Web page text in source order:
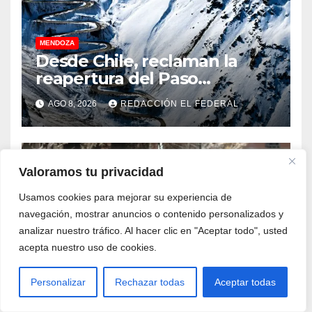
Valoramos tu privacidad
Usamos cookies para mejorar su experiencia de
navegación, mostrar anuncios o contenido personalizados y
analizar nuestro tráfico. Al hacer clic en "Aceptar todo", usted
acepta nuestro uso de cookies.
Personalizar Rechazar todas Aceptar todas
MENDOZA
Desde Chile, reclaman la
reapertura del Paso
Internacional Los
Libertadores: pérdidas
millonarias
AGO 8, 2026 REDACCIÓN EL FEDERAL
MENDOZA
Hubo 20 allanamientos
simultáneos en la triple
frontera de Luján, Maipú y
Godoy Cruz